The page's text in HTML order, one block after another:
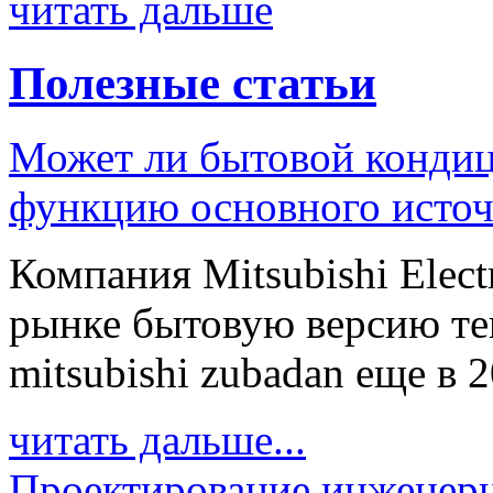
читать дальше
Полезные статьи
Может ли бытовой
функцию основного
Компания Mitsubishi
рынке бытовую версию
mitsubishi zubadan еще в
читать дальше...